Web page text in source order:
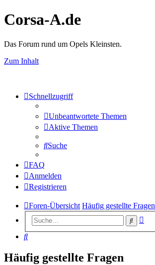
Corsa-A.de
Das Forum rund um Opels Kleinsten.
Zum Inhalt
Schnellzugriff
Unbeantwortete Themen
Aktive Themen
Suche
FAQ
Anmelden
Registrieren
Foren-Übersicht Häufig gestellte Fragen
Suche
Suche
Häufig gestellte Fragen